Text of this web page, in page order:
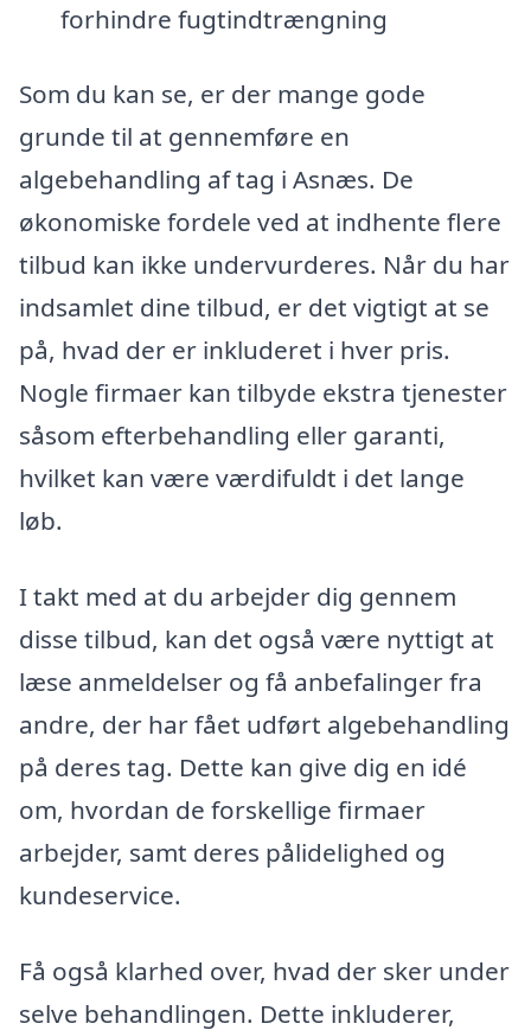
forhindre fugtindtrængning
Som du kan se, er der mange gode
grunde til at gennemføre en
algebehandling af tag i Asnæs. De
økonomiske fordele ved at indhente flere
tilbud kan ikke undervurderes. Når du har
indsamlet dine tilbud, er det vigtigt at se
på, hvad der er inkluderet i hver pris.
Nogle firmaer kan tilbyde ekstra tjenester
såsom efterbehandling eller garanti,
hvilket kan være værdifuldt i det lange
løb.
I takt med at du arbejder dig gennem
disse tilbud, kan det også være nyttigt at
læse anmeldelser og få anbefalinger fra
andre, der har fået udført algebehandling
på deres tag. Dette kan give dig en idé
om, hvordan de forskellige firmaer
arbejder, samt deres pålidelighed og
kundeservice.
Få også klarhed over, hvad der sker under
selve behandlingen. Dette inkluderer,